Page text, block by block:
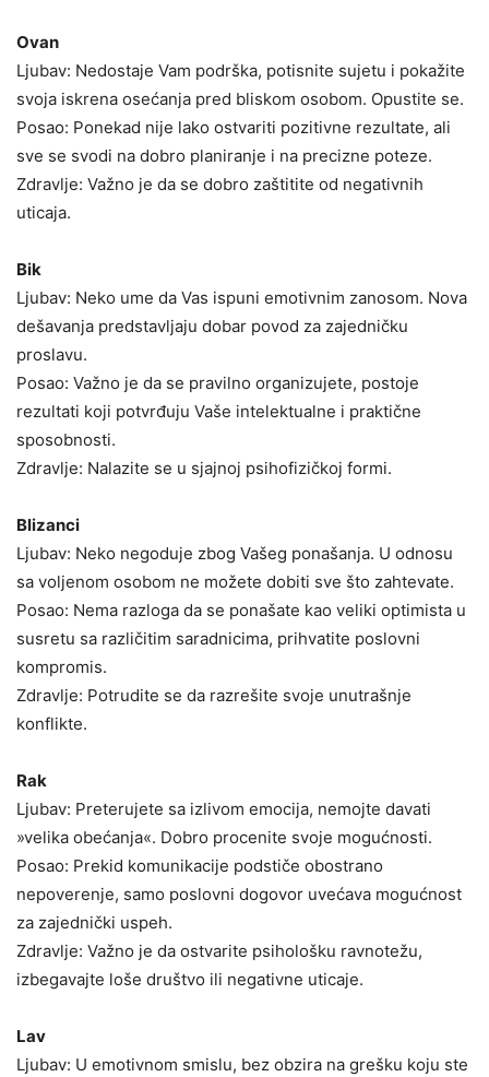
Ovan
Ljubav: Nedostaje Vam podrška, potisnite sujetu i pokažite
svoja iskrena osećanja pred bliskom osobom. Opustite se.
Posao: Ponekad nije lako ostvariti pozitivne rezultate, ali
sve se svodi na dobro planiranje i na precizne poteze.
Zdravlje: Važno je da se dobro zaštitite od negativnih
uticaja.
Bik
Ljubav: Neko ume da Vas ispuni emotivnim zanosom. Nova
dešavanja predstavljaju dobar povod za zajedničku
proslavu.
Posao: Važno je da se pravilno organizujete, postoje
rezultati koji potvrđuju Vaše intelektualne i praktične
sposobnosti.
Zdravlje: Nalazite se u sjajnoj psihofizičkoj formi.
Blizanci
Ljubav: Neko negoduje zbog Vašeg ponašanja. U odnosu
sa voljenom osobom ne možete dobiti sve što zahtevate.
Posao: Nema razloga da se ponašate kao veliki optimista u
susretu sa različitim saradnicima, prihvatite poslovni
kompromis.
Zdravlje: Potrudite se da razrešite svoje unutrašnje
konflikte.
Rak
Ljubav: Preterujete sa izlivom emocija, nemojte davati
»velika obećanja«. Dobro procenite svoje mogućnosti.
Posao: Prekid komunikacije podstiče obostrano
nepoverenje, samo poslovni dogovor uvećava mogućnost
za zajednički uspeh.
Zdravlje: Važno je da ostvarite psihološku ravnotežu,
izbegavajte loše društvo ili negativne uticaje.
Lav
Ljubav: U emotivnom smislu, bez obzira na grešku koju ste